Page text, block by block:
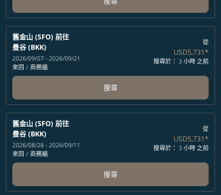
舊金山 (SFO) 前往
曼谷 (BKK)
2026/09/07 - 2026/09/21
來回 / 商務艙
從
USD5,731*
搜尋於： 3 小時 之前
搜尋
舊金山 (SFO) 前往
曼谷 (BKK)
2026/08/28 - 2026/09/11
來回 / 商務艙
從
USD5,731*
搜尋於： 3 小時 之前
搜尋